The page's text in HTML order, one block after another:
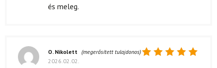
és meleg.
O. Nikolett (megerősített tulajdonos)
2026.02.02.